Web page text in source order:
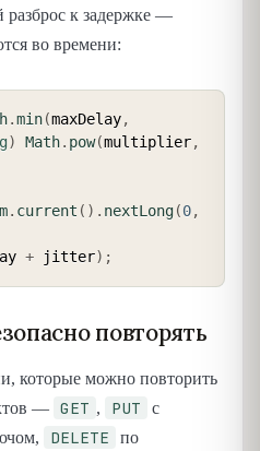
разброс к задержке —
во времени:
.min(maxDelay,
) Math. pow(multiplier,
. current ( ) . nextLong(0,
+ jitter) ;
повторять
которые можно повторить
— GET , PUT
с
DELETE
по